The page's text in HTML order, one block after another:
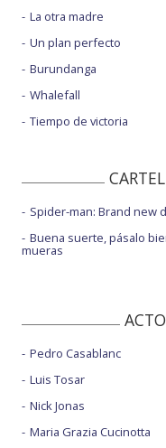
La otra madre
Un plan perfecto
Burundanga
Whalefall
Tiempo de victoria
Spider-man: Brand new
Buena suerte, pásalo
mueras
Pedro Casablanc
Luis Tosar
Nick Jonas
Maria Grazia Cucinotta